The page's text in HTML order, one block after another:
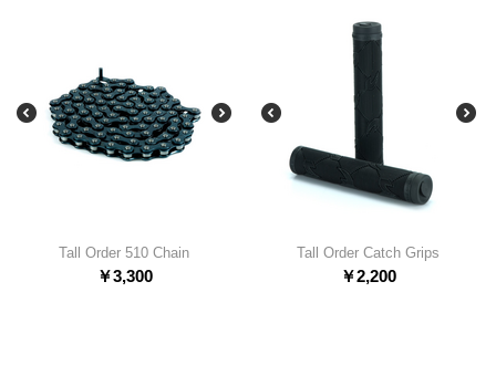
Tall Order 510 Chain
￥3,300
Tall Order Catch Grips
￥2,200